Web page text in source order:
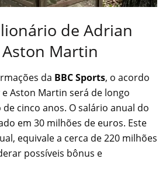
de Adrian
Martin
da BBC Sports, o acordo
Aston Martin será de longo
cinco anos. O salário anual do
em 30 milhões de euros. Este
equivale a cerca de 220 milhões
possíveis bônus e